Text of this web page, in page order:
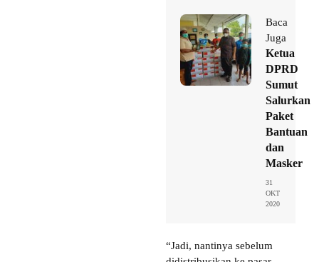
Baca
Juga
Ketua
DPRD
Sumut
Salurkan
Paket
Bantuan
dan
Masker
31
OKT
2020
“Jadi, nantinya sebelum